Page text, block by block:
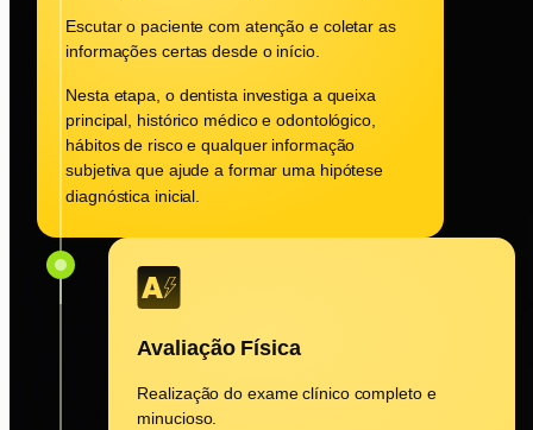
Escutar o paciente com atenção e coletar as
informações certas desde o início.
Nesta etapa, o dentista investiga a queixa
principal, histórico médico e odontológico,
hábitos de risco e qualquer informação
subjetiva que ajude a formar uma hipótese
diagnóstica inicial.
Avaliação Física
Realização do exame clínico completo e
minucioso.